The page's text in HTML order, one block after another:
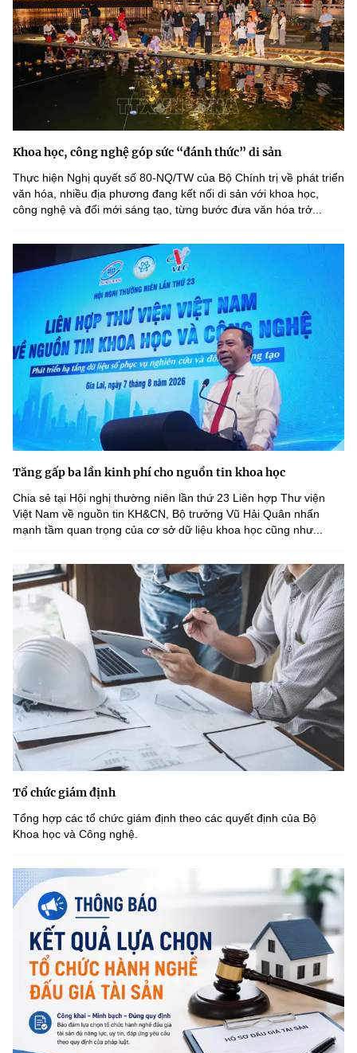
Khoa học, công nghệ góp sức “đánh thức” di sản
Thực hiện Nghị quyết số 80-NQ/TW của Bộ Chính trị về phát triển
văn hóa, nhiều địa phương đang kết nối di sản với khoa học,
công nghệ và đổi mới sáng tạo, từng bước đưa văn hóa trở...
Tăng gấp ba lần kinh phí cho nguồn tin khoa học
Chia sẻ tại Hội nghị thường niên lần thứ 23 Liên hợp Thư viện
Việt Nam về nguồn tin KH&CN, Bộ trưởng Vũ Hải Quân nhấn
mạnh tầm quan trọng của cơ sở dữ liệu khoa học cũng như...
Tổ chức giám định
Tổng hợp các tổ chức giám định theo các quyết định của Bộ
Khoa học và Công nghệ.